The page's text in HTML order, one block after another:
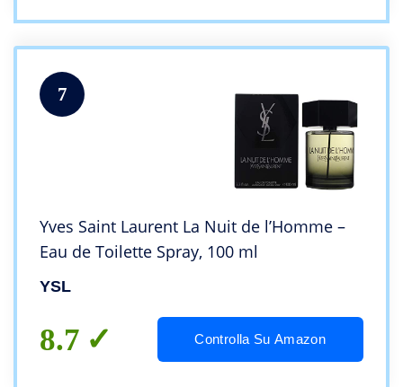
7
Yves Saint Laurent La Nuit de l’Homme –
Eau de Toilette Spray, 100 ml
YSL
8.7 Controlla Su Amazon